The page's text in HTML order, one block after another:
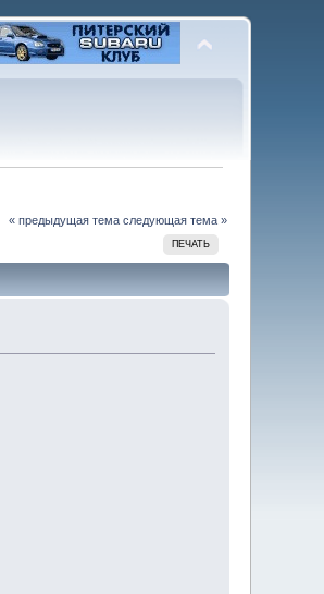
« предыдущая тема следующая тема »
ПЕЧАТЬ